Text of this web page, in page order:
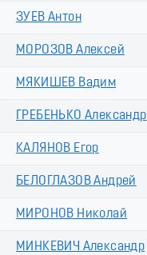
ЗУЕВ Антон
МОРОЗОВ Алексей
МЯКИШЕВ Вадим
ГРЕБЕНЬКО Александр
КАЛЯНОВ Егор
БЕЛОГЛАЗОВ Андрей
МИРОНОВ Николай
МИНКЕВИЧ Александр